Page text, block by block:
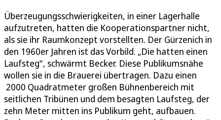
Überzeugungsschwierigkeiten, in einer Lagerhalle
aufzutreten, hatten die Kooperationspartner nicht,
als sie ihr Raumkonzept vorstellten. Der Gürzenich in
den 1960er Jahren ist das Vorbild. „Die hatten einen
Laufsteg", schwärmt Becker. Diese Publikumsnähe
wollen sie in die Brauerei übertragen. Dazu einen
2000 Quadratmeter großen Bühnenbereich mit
seitlichen Tribünen und dem besagten Laufsteg, der
zehn Meter mitten ins Publikum geht, aufbauen.